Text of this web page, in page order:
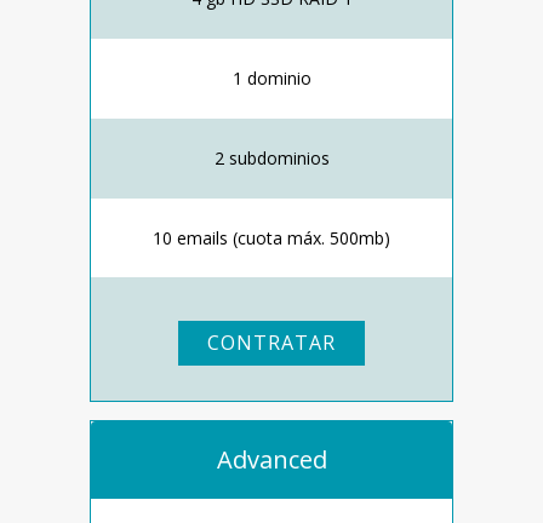
1 dominio
2 subdominios
10 emails (cuota máx. 500mb)
CONTRATAR
Advanced